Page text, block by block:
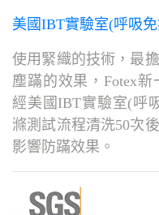
美國IBT實驗室(呼吸
使用緊織的技術，最
塵蹣的效果，Fotex
經美國IBT實驗室(呼
滌測試流程清洗50次
影響防蹣效果。